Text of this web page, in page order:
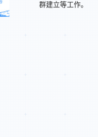
群建立等工作。